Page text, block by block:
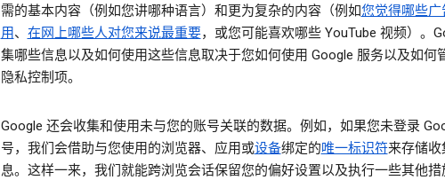
需的基本内容（例如您讲哪种语言）和更为复杂的内容（例如您觉得哪些广
用、 在网上哪些人对您来说最重要，或您可能喜欢哪些 YouTube 视频）。
集哪些信息以及如何使用这些信息取决于您如何使用 Google 服务以及如何
隐私控制项。
Google 还会收集和使用未与您的账号关联的数据。例如，如果您未登录
号，我们会借助与您使用的浏览器、应用或设备绑定的唯一标识符来存储收
息。这样一来，我们就能跨浏览会话保留您的偏好设置以及执行一些其他措